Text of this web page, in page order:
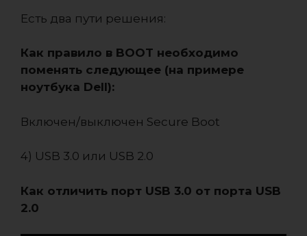
Есть два пути решения:
Как правило в BOOT необходимо
поменять следующее (на примере
ноутбука Dell):
Включен/выключен Secure Boot
4) USB 3.0 или USB 2.0
Как отличить порт USB 3.0 от порта USB
2.0